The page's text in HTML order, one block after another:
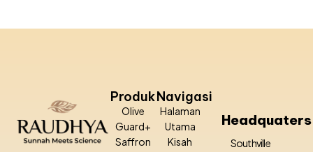
Produk
Olive
Guard+
Saffron
Navigasi
Halaman
Utama
Kisah
Headquaters
Southville